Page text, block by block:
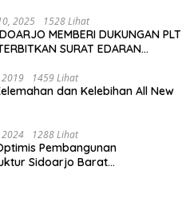
2025 1528 Lihat
MEMBERI DUKUNGAN PLT
SURAT EDARAN
PAUD, SD, SMP/MTS KELUAR
1459 Lihat
dan Kelebihan All New
1288 Lihat
Pembangunan
Sidoarjo Barat